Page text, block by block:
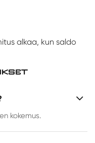
alkaa, kun saldo
kokemus.